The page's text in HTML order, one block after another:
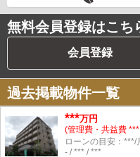
無料会員登録はこち
会員登録
過去掲載物件一覧
***万円
(管理費・共益費
ローンの目安：***/
- / *** / ***